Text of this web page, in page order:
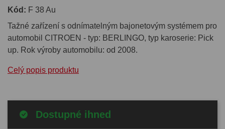
Kód: F 38 Au
Tažné zařízení s odnímatelným bajonetovým systémem pro
automobil CITROEN - typ: BERLINGO, typ karoserie: Pick
up. Rok výroby automobilu: od 2008.
Celý popis produktu
Dostupné ihned